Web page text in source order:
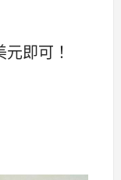
即可！